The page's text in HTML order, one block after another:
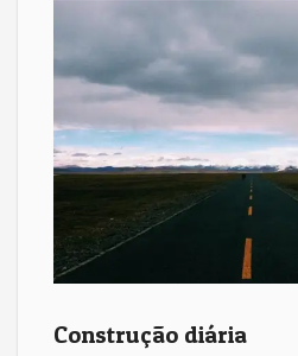
Construção diária